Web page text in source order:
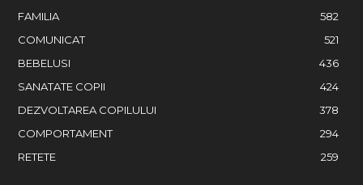
FAMILIA
582
COMUNICAT
521
BEBELUSI
436
SANATATE COPII
424
DEZVOLTAREA COPILULUI
378
COMPORTAMENT
294
RETETE
259